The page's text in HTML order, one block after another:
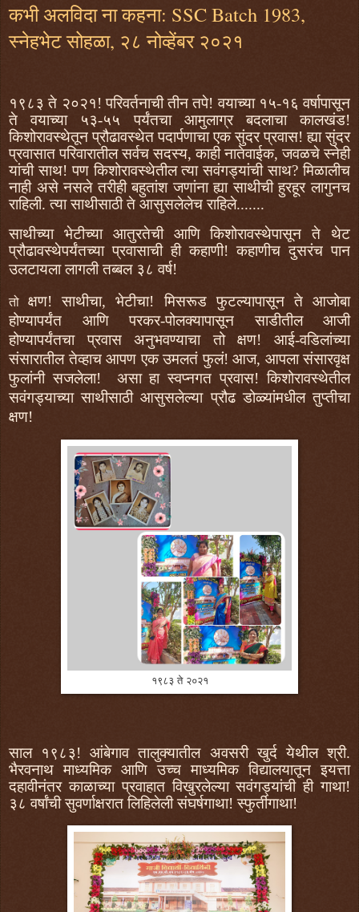
कभी अलविदा ना कहना: SSC Batch 1983,
स्नेहभेट सोहळा, २८ नोव्हेंबर २०२१
१९८३ ते २०२१! परिवर्तनाची तीन तपे! वयाच्या १५-१६ वर्षापासून
ते वयाच्या ५३-५५ पर्यंतचा आमुलाग्र बदलाचा कालखंड!
किशोरावस्थेतून प्रौढावस्थेत पदार्पणाचा एक सुंदर प्रवास! ह्या सुंदर
प्रवासात परिवारातील सर्वच सदस्य, काही नातेवाईक, जवळचे स्नेही
यांची साथ! पण किशोरावस्थेतील त्या सवंगड्यांची साथ? मिळालीच
नाही असे नसले तरीही बहुतांश जणांना ह्या साथीची हुरहूर लागुनच
राहिली. त्या साथीसाठी ते आसुसलेलेच राहिले.......
साथीच्या भेटीच्या आतुरतेची आणि किशोरावस्थेपासून ते थेट
प्रौढावस्थेपर्यंतच्या प्रवासाची ही कहाणी! कहाणीच दुसरंच पान
उलटायला लागली तब्बल ३८ वर्ष!
तोक्षण! साथीचा, भेटीचा! मिसरूड फुटल्यापासून ते आजोबा
होण्यापर्यंत आणि परकर-पोलक्यापासून साडीतील आजी
होण्यापर्यंतचा प्रवास अनुभवण्याचा तो क्षण! आई-वडिलांच्या
संसारातील तेव्हाच आपण एक उमलतं फुलं! आज, आपला संसारवृक्ष
फुलांनी सजलेला!
असा हा स्वप्नगत प्रवास! किशोरावस्थेतील
सवंगड्याच्या साथीसाठी आसुसलेल्या प्रौढ डोळ्यांमधील तुप्तीचा
क्षण!
१९८३ ते २०२१
साल १९८३! आंबेगाव तालुक्यातील अवसरी खुर्द येथील श्री.
भैरवनाथ माध्यमिक आणि उच्च माध्यमिक विद्यालयातून इयत्ता
दहावीनंतर काळाच्या प्रवाहात विखुरलेल्या सवंगड्यांची ही गाथा!
३८ वर्षांची सुवर्णाक्षरात लिहिलेली संघर्षगाथा! स्फुर्तीगाथा!